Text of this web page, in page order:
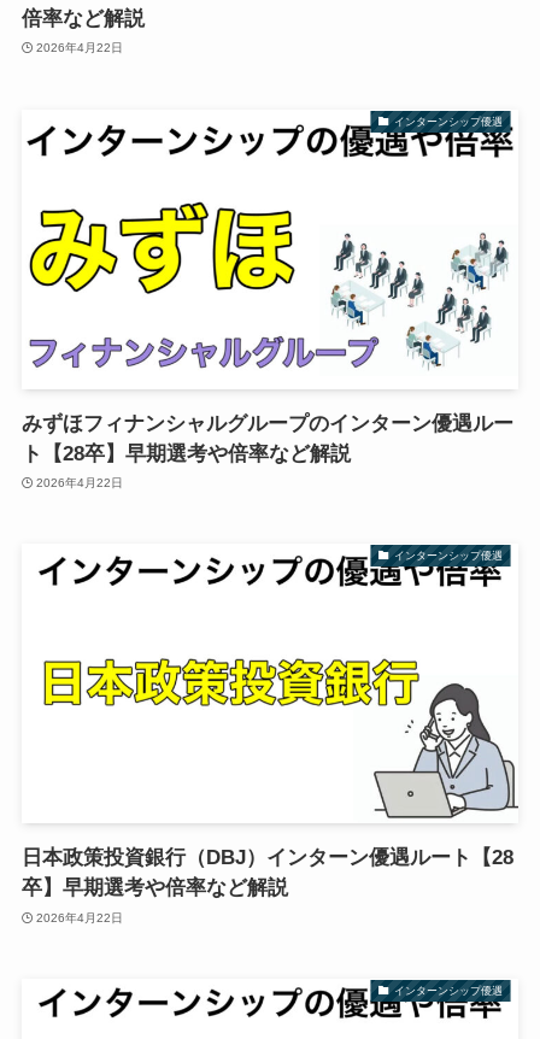
倍率など解説
2026年4月22日
インターンシップ優遇
みずほフィナンシャルグループのインターン優遇ルー
ト【28卒】早期選考や倍率など解説
2026年4月22日
インターンシップ優遇
日本政策投資銀行（DBJ）インターン優遇ルート【28
卒】早期選考や倍率など解説
2026年4月22日
インターンシップ優遇